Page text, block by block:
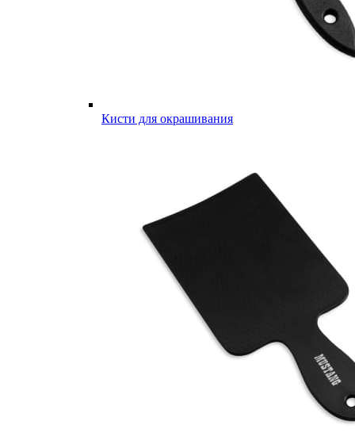
Кисти для окрашивания